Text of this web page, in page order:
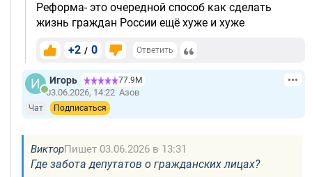
Реформа- это очередной способ как сделать
жизнь граждан России ещё хуже и хуже
+2 / 0 Ответить
Игорь 77.9М
03.06.2026, 14:22 Азов
Чат Подписаться
ВикторПишет 03.06.2026 в 13:31
Где забота депутатов о гражданских лицах?